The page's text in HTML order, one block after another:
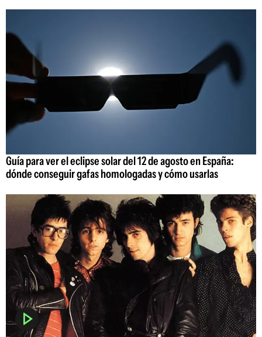
Guía para ver el eclipse solar del 12 de agosto en España:
dónde conseguir gafas homologadas y cómo usarlas